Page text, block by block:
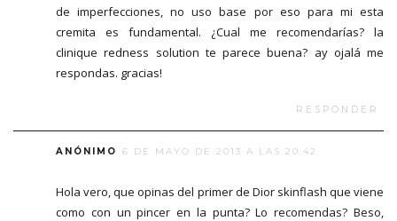
de imperfecciones, no uso base por eso para mi esta
cremita es fundamental. ¿Cual me recomendarías? la
clinique redness solution te parece buena? ay ojalá me
respondas. gracias!
RESPONDER
ANÓNIMO 6 DE MAYO DE 2013 A LAS 20:42
Hola vero, que opinas del primer de Dior skinflash que viene
como con un pincer en la punta? Lo recomendas? Beso,